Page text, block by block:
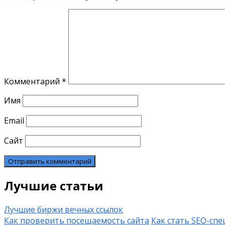
Комментарий *
Имя
Email
Сайт
Лучшие статьи
Лучшие биржи вечных ссылок
Как проверить посещаемость сайта Как стать SEO-